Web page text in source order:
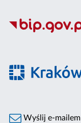
Wyślij e-mailem